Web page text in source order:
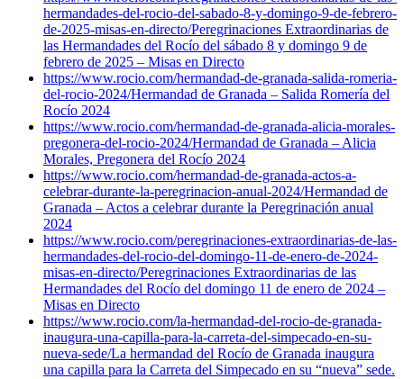
hermandades-del-rocio-del-sabado-8-y-domingo-9-de-febrero-
de-2025-misas-en-directo/Peregrinaciones Extraordinarias de
las Hermandades del Rocío del sábado 8 y domingo 9 de
febrero de 2025 – Misas en Directo
https://www.rocio.com/hermandad-de-granada-salida-romeria-
del-rocio-2024/Hermandad de Granada – Salida Romería del
Rocío 2024
https://www.rocio.com/hermandad-de-granada-alicia-morales-
pregonera-del-rocio-2024/Hermandad de Granada – Alicia
Morales, Pregonera del Rocío 2024
https://www.rocio.com/hermandad-de-granada-actos-a-
celebrar-durante-la-peregrinacion-anual-2024/Hermandad de
Granada – Actos a celebrar durante la Peregrinación anual
2024
https://www.rocio.com/peregrinaciones-extraordinarias-de-las-
hermandades-del-rocio-del-domingo-11-de-enero-de-2024-
misas-en-directo/Peregrinaciones Extraordinarias de las
Hermandades del Rocío del domingo 11 de enero de 2024 –
Misas en Directo
https://www.rocio.com/la-hermandad-del-rocio-de-granada-
inaugura-una-capilla-para-la-carreta-del-simpecado-en-su-
nueva-sede/La hermandad del Rocío de Granada inaugura
una capilla para la Carreta del Simpecado en su “nueva” sede.